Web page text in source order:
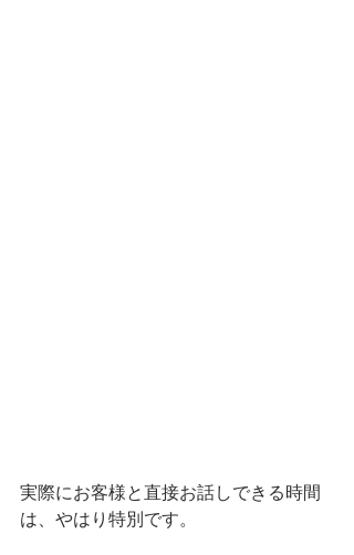
実際にお客様と直接お話しできる時間
は、やはり特別です。